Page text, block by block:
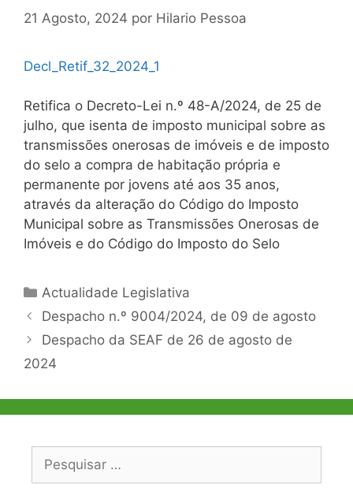
21 Agosto, 2024 por Hilario Pessoa
Decl_Retif_32_2024_1
Retifica o Decreto-Lei n.º 48-A/2024, de 25 de
julho, que isenta de imposto municipal sobre as
transmissões onerosas de imóveis e de imposto
do selo a compra de habitação própria e
permanente por jovens até aos 35 anos,
através da alteração do Código do Imposto
Municipal sobre as Transmissões Onerosas de
Imóveis e do Código do Imposto do Selo
Categorias
Actualidade Legislativa
Navegação
de
Despacho n.º 9004/2024, de 09 de agosto
Despacho da SEAF de 26 de agosto de
2024
Pesquisar